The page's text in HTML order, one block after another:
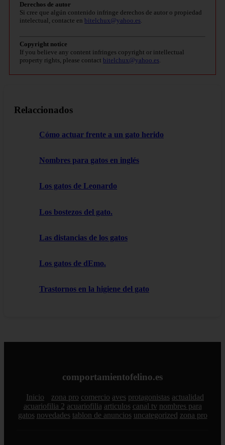
Derechos de autor
Si cree que algún contenido infringe derechos de autor o propiedad
intelectual, contacte en bitelchux@yahoo.es.
Copyright notice
If you believe any content infringes copyright or intellectual
property rights, please contact bitelchux@yahoo.es.
Relaccionados
Cómo actuar frente a un gato herido
Nombres para gatos en inglés
Los gatos de Leonardo
Los bostezos del gato.
Las distancias de los gatos
Los gatos de dEmo.
Trastornos en la higiene del gato
comportamientofelino.es
Inicio zona pro comercio aves protagonistas actualidad
acuariofilia 2 acuariofilia articulos canal tv nombres para
gatos novedades tablon de anuncios uncategorized zona pro